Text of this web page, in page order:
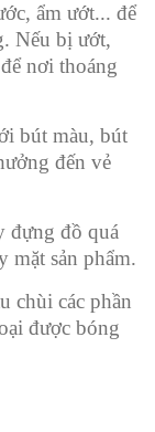
ẩm ướt... để
Nếu bị ướt,
nơi thoáng
bút màu, bút
đến vẻ
đựng đồ quá
mặt sản phẩm.
chùi các phần
được bóng